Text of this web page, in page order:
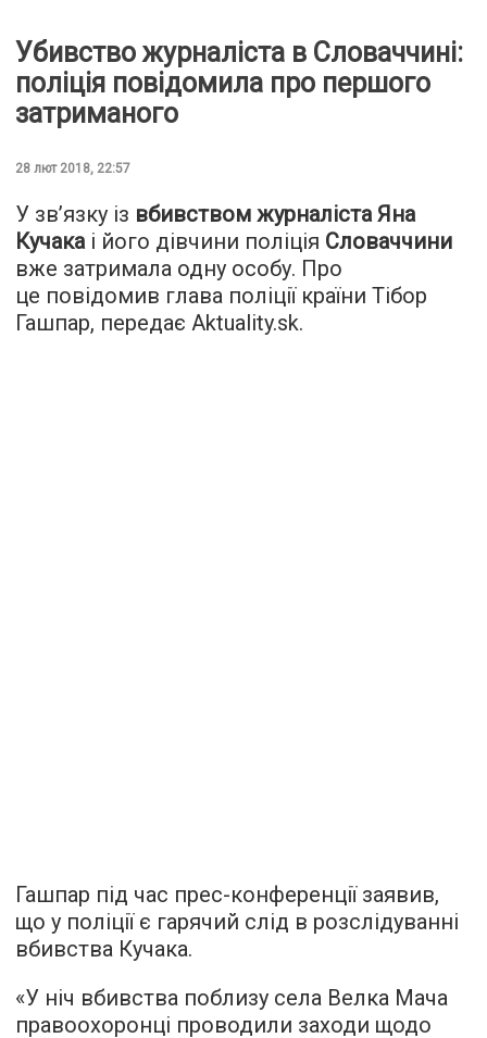
Убивство журналіста в Словаччині:
поліція повідомила про першого
затриманого
28 лют 2018, 22:57
У зв’язку із вбивством журналіста Яна
Кучакаі його дівчини поліція Словаччини
вже затримала одну особу. Про
це повідомив глава поліції країни Тібор
Гашпар, передає Aktuality.sk.
Гашпар під час прес-конференції заявив,
що у поліції є гарячий слід в розслідуванні
вбивства Кучака.
«У ніч вбивства поблизу села Велка Мача
правоохоронці проводили заходи щодо